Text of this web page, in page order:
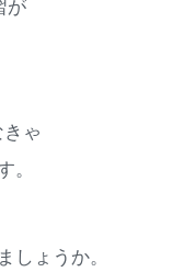
が
ゃ
。
しょうか。